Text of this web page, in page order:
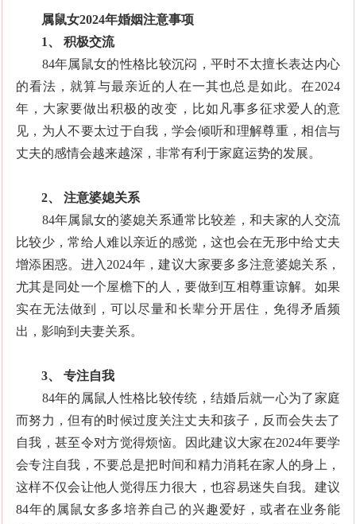
属鼠女2024年婚姻注意事项
1、 积极交流
84年属鼠女的性格比较沉闷，平时不太擅长表达内心
的看法，就算与最亲近的人在一其也总是如此。在2024
年，大家要做出积极的改变，比如凡事多征求爱人的意
见，为人不要太过于自我，学会倾听和理解尊重，相信与
丈夫的感情会越来越深，非常有利于家庭运势的发展。
2、 注意婆媳关系
84年属鼠女的婆媳关系通常比较差，和夫家的人交流
比较少，常给人难以亲近的感觉，这也会在无形中给丈夫
增添困惑。进入2024年，建议大家要多多注意婆媳关系，
尤其是同处一个屋檐下的人，要做到互相尊重谅解。如果
实在无法做到，可以尽量和长辈分开居住，免得矛盾频
出，影响到夫妻关系。
3、 专注自我
84年的属鼠人性格比较传统，结婚后就一心为了家庭
而努力，但有的时候过度关注丈夫和孩子，反而会失去了
自我，甚至令对方觉得烦恼。因此建议大家在2024年要学
会专注自我，不要总是把时间和精力消耗在家人的身上，
这样不仅会让他人觉得压力很大，也容易迷失自我。建议
84年的属鼠女多多培养自己的兴趣爱好，或者在业务能